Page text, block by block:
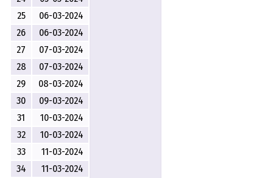
25
06-03-2024
26
06-03-2024
27
07-03-2024
28
07-03-2024
29
08-03-2024
30
09-03-2024
31
10-03-2024
32
10-03-2024
33
11-03-2024
34
11-03-2024